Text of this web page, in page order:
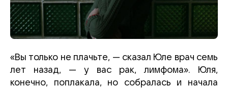
«Вы только не плачьте, — сказал Юле врач семь
лет назад, — у вас рак, лимфома». Юля,
конечно, поплакала, но собралась и начала